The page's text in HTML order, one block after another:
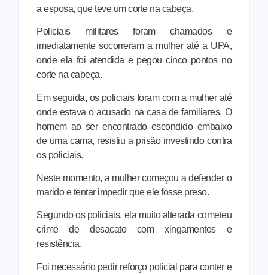
a esposa, que teve um corte na cabeça.
Policiais militares foram chamados e
imediatamente socorreram a mulher até a UPA,
onde ela foi atendida e pegou cinco pontos no
corte na cabeça.
Em seguida, os policiais foram com a mulher até
onde estava o acusado na casa de familiares. O
homem ao ser encontrado escondido embaixo
de uma cama, resistiu a prisão investindo contra
os policiais.
Neste momento, a mulher começou a defender o
marido e tentar impedir que ele fosse preso.
Segundo os policiais, ela muito alterada cometeu
crime de desacato com xingamentos e
resistência.
Foi necessário pedir reforço policial para conter e